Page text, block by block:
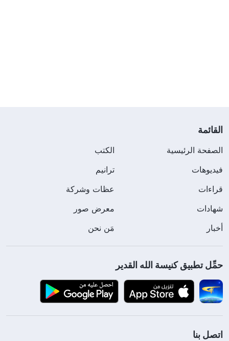
القائمة
الصفحة الرئيسية
الكتب
فيديوهات
ترانيم
قراءات
عظات وشركة
شهادات
معرض صور
أخبار
مَن نحن
حمِّل تطبيق كنيسة الله القدير
اتصل بنا